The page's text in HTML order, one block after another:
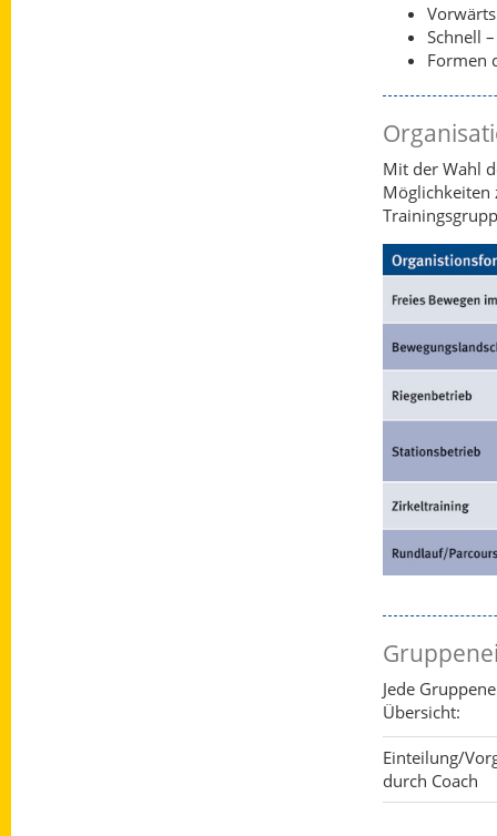
Schnell
Formen
Mit der Wahl
Möglichkeiten
Jede
Übersicht:
Einteilung/
durch Coach